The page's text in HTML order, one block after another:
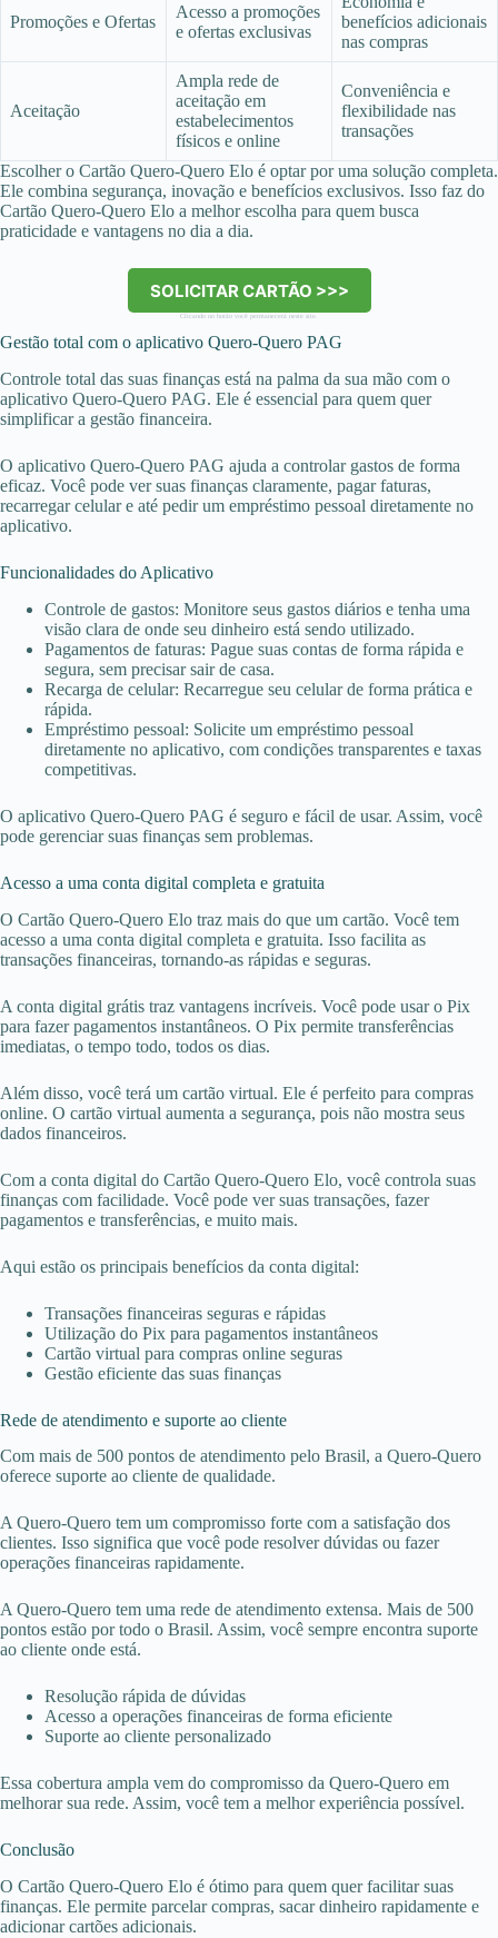
Promoções e Ofertas
Acesso a promoções
e ofertas exclusivas
benefícios adicionais
nas compras
Aceitação
Ampla rede de
aceitação em
estabelecimentos
físicos e online
Conveniência e
flexibilidade nas
transações
Escolher o Cartão Quero-Quero Elo é optar por uma solução completa.
Ele combina segurança, inovação e benefícios exclusivos. Isso faz do
Cartão Quero-Quero Elo a melhor escolha para quem busca
praticidade e vantagens no dia a dia.
SOLICITAR CARTÃO >>>
Clicando no botão você permanecerá neste site.
Gestão total com o aplicativo Quero-Quero PAG
Controle total das suas finanças está na palma da sua mão com o
aplicativo Quero-Quero PAG. Ele é essencial para quem quer
simplificar a gestão financeira.
O aplicativo Quero-Quero PAG ajuda a controlar gastos de forma
eficaz. Você pode ver suas finanças claramente, pagar faturas,
recarregar celular e até pedir um empréstimo pessoal diretamente no
aplicativo.
Funcionalidades do Aplicativo
Controle de gastos: Monitore seus gastos diários e tenha uma
visão clara de onde seu dinheiro está sendo utilizado.
Pagamentos de faturas: Pague suas contas de forma rápida e
segura, sem precisar sair de casa.
Recarga de celular: Recarregue seu celular de forma prática e
rápida.
Empréstimo pessoal: Solicite um empréstimo pessoal
diretamente no aplicativo, com condições transparentes e taxas
competitivas.
O aplicativo Quero-Quero PAG é seguro e fácil de usar. Assim, você
pode gerenciar suas finanças sem problemas.
Acesso a uma conta digital completa e gratuita
O Cartão Quero-Quero Elo traz mais do que um cartão. Você tem
acesso a uma conta digital completa e gratuita. Isso facilita as
transações financeiras, tornando-as rápidas e seguras.
A conta digital grátis traz vantagens incríveis. Você pode usar o Pix
para fazer pagamentos instantâneos. O Pix permite transferências
imediatas, o tempo todo, todos os dias.
Além disso, você terá um cartão virtual. Ele é perfeito para compras
online. O cartão virtual aumenta a segurança, pois não mostra seus
dados financeiros.
Com a conta digital do Cartão Quero-Quero Elo, você controla suas
finanças com facilidade. Você pode ver suas transações, fazer
pagamentos e transferências, e muito mais.
Aqui estão os principais benefícios da conta digital:
Transações financeiras seguras e rápidas
Utilização do Pix para pagamentos instantâneos
Cartão virtual para compras online seguras
Gestão eficiente das suas finanças
Rede de atendimento e suporte ao cliente
Com mais de 500 pontos de atendimento pelo Brasil, a Quero-Quero
oferece suporte ao cliente de qualidade.
A Quero-Quero tem um compromisso forte com a satisfação dos
clientes. Isso significa que você pode resolver dúvidas ou fazer
operações financeiras rapidamente.
A Quero-Quero tem uma rede de atendimento extensa. Mais de 500
pontos estão por todo o Brasil. Assim, você sempre encontra suporte
ao cliente onde está.
Resolução rápida de dúvidas
Acesso a operações financeiras de forma eficiente
Suporte ao cliente personalizado
Essa cobertura ampla vem do compromisso da Quero-Quero em
melhorar sua rede. Assim, você tem a melhor experiência possível.
Conclusão
O Cartão Quero-Quero Elo é ótimo para quem quer facilitar suas
finanças. Ele permite parcelar compras, sacar dinheiro rapidamente e
adicionar cartões adicionais.